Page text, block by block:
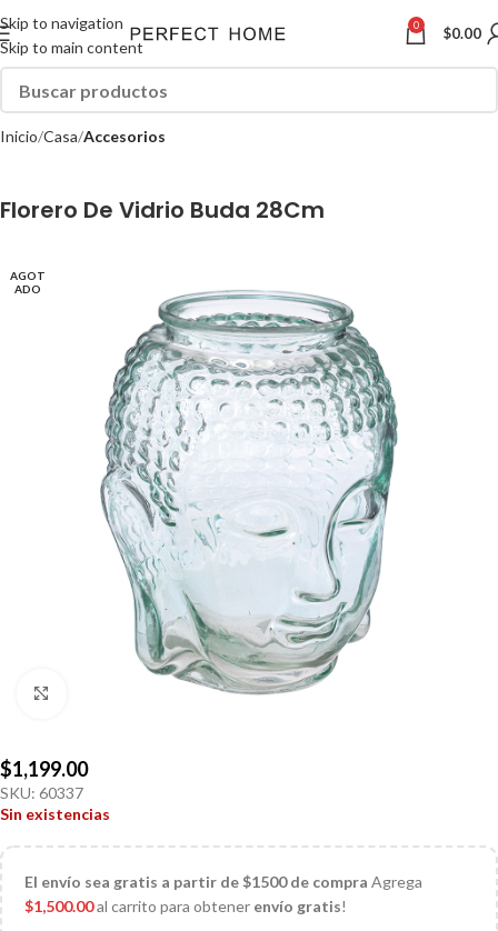
Skip to navigation
Skip to main content
0 $0.00
Inicio Casa Accesorios
Florero De Vidrio Buda 28Cm
AGOT
ADO
$1,199.00
SKU: 60337
Sin existencias
El envío sea gratis a partir de $1500 de compra Agrega
$1,500.00al carrito para obtener envío gratis!